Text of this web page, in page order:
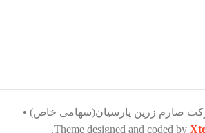
2026 • شرکت صارم زرین پارسیان(سهامی خاص) •
Theme designed and coded by
.